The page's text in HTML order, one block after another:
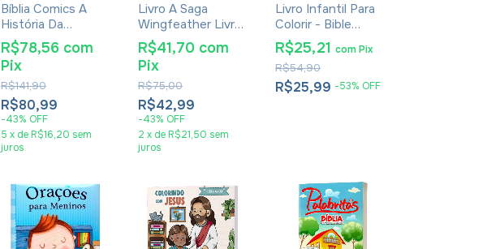
Bíblia Comics A
História Da
Redenção Do
Éden À Eternidade
Preta
R$80,99
-43% OFF
R$141,90
R$78,56 com
Pix
5 x de R$16,20 sem
juros
Livro A Saga
Wingfeather Livro
2 Norte! Ou Seja
Devorado -
Andrew Peterson
R$42,99
-43% OFF
R$75,00
R$41,70 com
Pix
2 x de R$21,50 sem
juros
Livro Infantil Para
Colorir - Bible
Cuties
R$25,99 -53% OFF
R$54,90
R$25,21 comPix